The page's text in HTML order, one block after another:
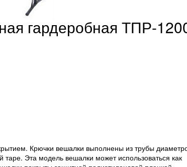
гардеробная ТПР-
Крючки вешалки выполнены из трубы
Эта модель вешалки может использоваться как